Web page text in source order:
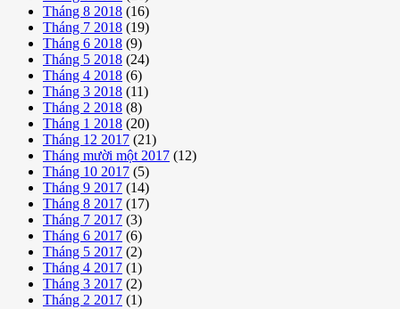
Tháng 8 2018 (16)
Tháng 7 2018 (19)
Tháng 6 2018 (9)
Tháng 5 2018 (24)
Tháng 4 2018 (6)
Tháng 3 2018 (11)
Tháng 2 2018 (8)
Tháng 1 2018 (20)
Tháng 12 2017 (21)
Tháng mười một 2017 (12)
Tháng 10 2017 (5)
Tháng 9 2017 (14)
Tháng 8 2017 (17)
Tháng 7 2017 (3)
Tháng 6 2017 (6)
Tháng 5 2017 (2)
Tháng 4 2017 (1)
Tháng 3 2017 (2)
Tháng 2 2017 (1)